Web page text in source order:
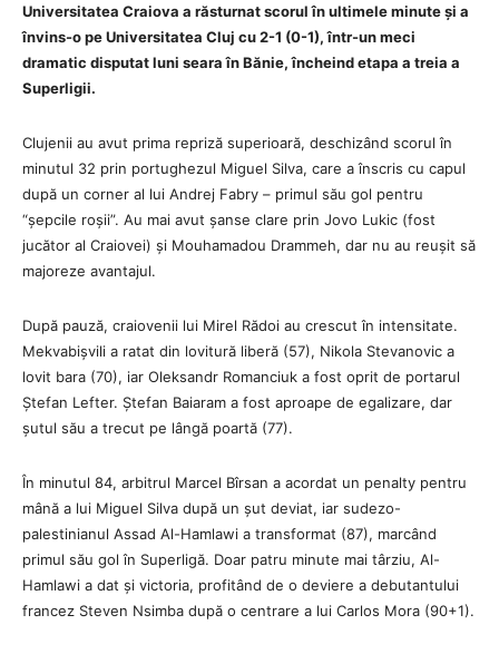
Universitatea Craiova a răsturnat scorul în ultimele minute și a
învins-o pe Universitatea Cluj cu 2-1 (0-1), într-un meci
dramatic disputat luni seara în Bănie, încheind etapa a treia a
Superligii.
Clujenii au avut prima repriză superioară, deschizând scorul în
minutul 32 prin portughezul Miguel Silva, care a înscris cu capul
după un corner al lui Andrej Fabry – primul său gol pentru
“șepcile roșii”. Au mai avut șanse clare prin Jovo Lukic (fost
jucător al Craiovei) și Mouhamadou Drammeh, dar nu au reușit să
majoreze avantajul.
După pauză, craiovenii lui Mirel Rădoi au crescut în intensitate.
Mekvabișvili a ratat din lovitură liberă (57), Nikola Stevanovic a
lovit bara (70), iar Oleksandr Romanciuk a fost oprit de portarul
Ștefan Lefter. Ștefan Baiaram a fost aproape de egalizare, dar
șutul său a trecut pe lângă poartă (77).
În minutul 84, arbitrul Marcel Bîrsan a acordat un penalty pentru
mână a lui Miguel Silva după un șut deviat, iar sudezo-
palestinianul Assad Al-Hamlawi a transformat (87), marcând
primul său gol în Superligă. Doar patru minute mai târziu, Al-
Hamlawi a dat și victoria, profitând de o deviere a debutantului
francez Steven Nsimba după o centrare a lui Carlos Mora (90+1).